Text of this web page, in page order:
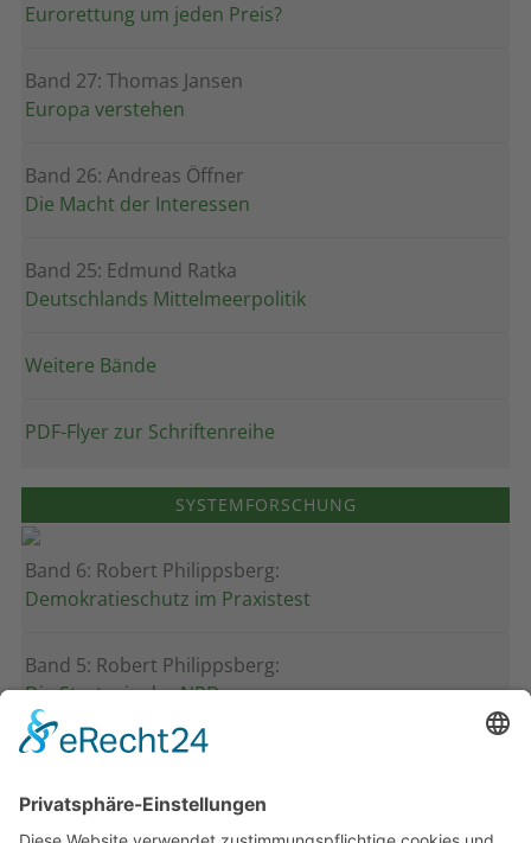
Eurorettung um jeden Preis?
Band 27: Thomas Jansen
Europa verstehen
Band 26: Andreas Öffner
Die Macht der Interessen
Band 25: Edmund Ratka
Deutschlands Mittelmeerpolitik
Weitere Bände
PDF-Flyer zur Schriftenreihe
SYSTEMFORSCHUNG
Band 6: Robert Philippsberg:
Demokratieschutz im Praxistest
Band 5: Robert Philippsberg:
Die Strategie der NPD
Band 4: Uwe Wagschal (Hg.):